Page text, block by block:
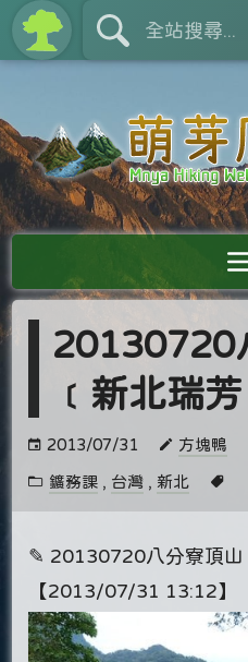
20130720
﹝新北瑞芳
2013/07/31 方塊鴨
鑛務課 , 台灣 , 新北
✎ 20130720八分寮頂山
【2013/07/31 13:12】